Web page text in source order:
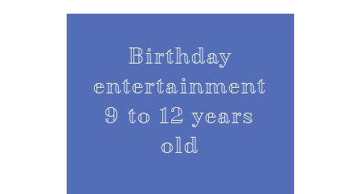
Birthday
entertainment
9 to 12 years
old